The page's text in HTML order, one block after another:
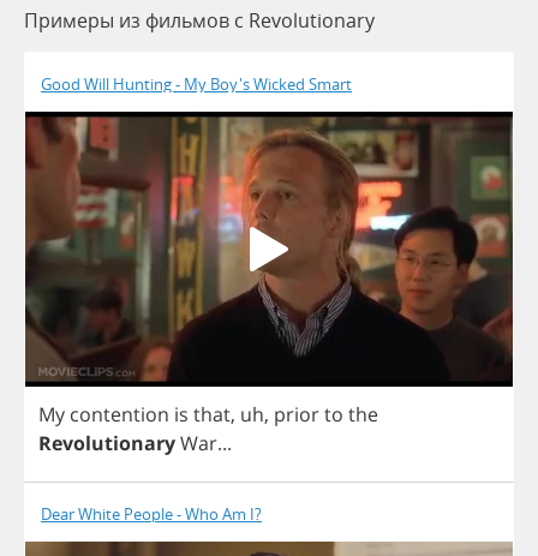
Примеры из фильмов c Revolutionary
Good Will Hunting - My Boy's Wicked Smart
My contention is that, uh, priorto the
RevolutionaryWar...
Dear White People - Who Am I?